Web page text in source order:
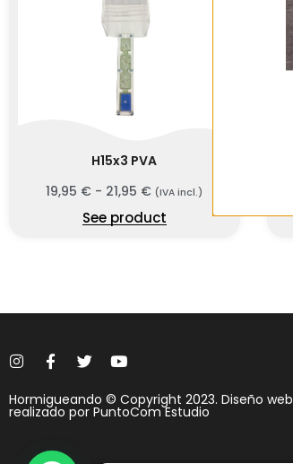
H15x3 PVA
19,95 € - 21,95 € (IVA incl.)
See product
Hormigueando © Copyright 2023. Diseño web
realizado por PuntoCom Estudio